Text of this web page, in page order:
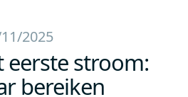
2025
eerste stroom:
bereiken